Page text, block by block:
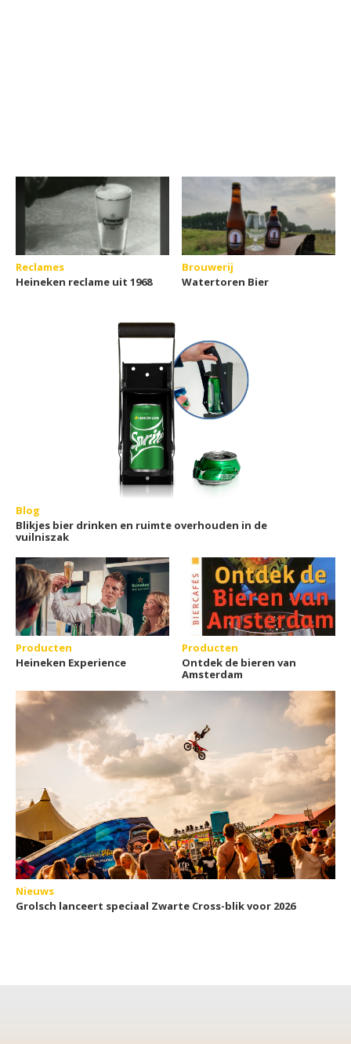
Reclames
Heineken reclame uit 1968
Brouwerij
Watertoren Bier
Blog
Blikjes bier drinken en ruimte overhouden in de
vuilniszak
Producten
Heineken Experience
Producten
Ontdek de bieren van
Amsterdam
Nieuws
Grolsch lanceert speciaal Zwarte Cross-blik voor 2026